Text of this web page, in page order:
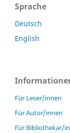
Sprache
Deutsch
English
Für Leser/innen
Für Autor/innen
Für Bibliothekar/